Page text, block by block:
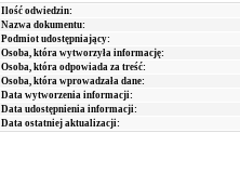
Ilość odwiedzin:
Nazwa dokumentu:
Podmiot udostępniający:
Osoba, która wytworzyła informację:
Osoba, która odpowiada za treść:
Osoba, która wprowadzała dane:
Data wytworzenia informacji:
Data udostępnienia informacji:
Data ostatniej aktualizacji: